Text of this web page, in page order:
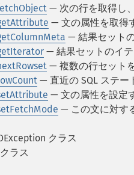
— 次の行を取得し
— 文の属性を取得
— 結果セット
— 結果セットのイ
— 複数の行セット
— 直近の SQL ステー
— 文の属性を設定
— この文に対す
クラス
ラス